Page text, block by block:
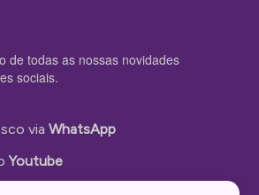
de todas as nossas novidades
sociais.
viaWhatsApp
Youtube